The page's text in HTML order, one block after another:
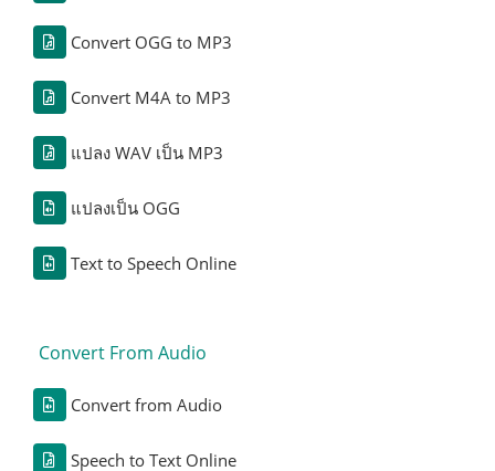
Convert OGG to MP3
Convert M4A to MP3
แปลง WAV เป็น MP3
แปลงเป็น OGG
Text to Speech Online
Convert From Audio
Convert from Audio
Speech to Text Online